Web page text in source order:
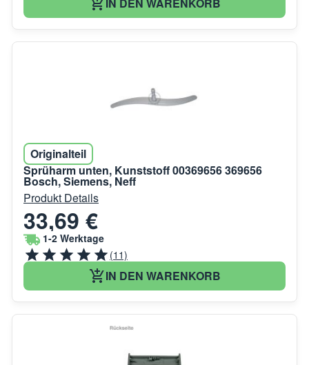
IN DEN WARENKORB
Originalteil
Sprüharm unten, Kunststoff 00369656 369656
Bosch, Siemens, Neff
Produkt Details
33,69 €
1-2 Werktage
(11)
IN DEN WARENKORB